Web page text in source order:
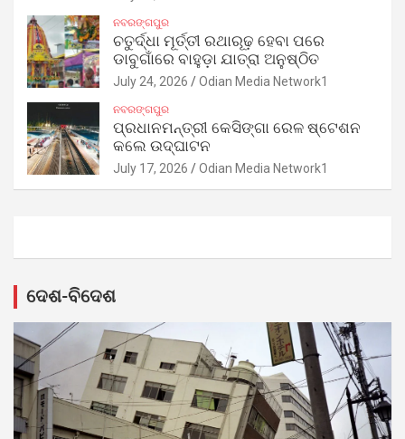
ନବରଙ୍ଗପୁର
ଚତୁର୍ଦ୍ଧା ମୂର୍ତ୍ତୀ ରଥାରୂଢ଼ ହେବା ପରେ
ଡାବୁଗାଁରେ ବାହୁଡ଼ା ଯାତ୍ରା ଅନୁଷ୍ଠିତ
July 24, 2026 Odian Media Network1
ନବରଙ୍ଗପୁର
ପ୍ରଧାନମନ୍ତ୍ରୀ କେସିଙ୍ଗା ରେଳ ଷ୍ଟେଶନ
କଲେ ଉଦ୍‌ଘାଟନ
July 17, 2026 Odian Media Network1
ଦେଶ-ବିଦେଶ